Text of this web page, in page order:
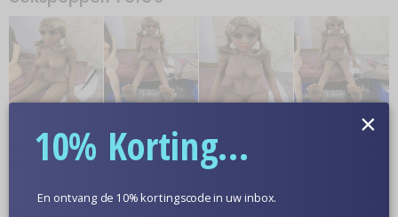
10% Korting...
En ontvang de 10% kortingscode in uw inbox.
×